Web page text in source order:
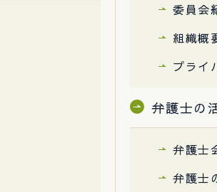
委員会
組織概
プライ
弁護士の
弁護士
弁護士